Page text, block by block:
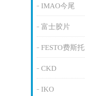
IMAO今尾
富士胶片
FESTO费斯托
CKD
IKO